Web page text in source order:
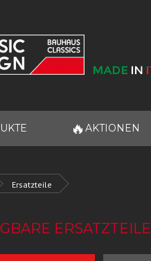
🔥 AKTIONEN
Ersatzteile
ERSATZTEILE